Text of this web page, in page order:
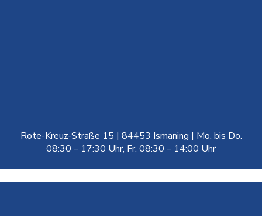
Rote-Kreuz-Straße 15 | 84453 Ismaning | Mo. bis Do.
08:30 – 17:30 Uhr, Fr. 08:30 – 14:00 Uhr